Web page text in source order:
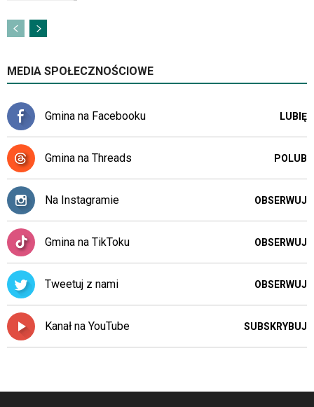
MEDIA SPOŁECZNOŚCIOWE
Gmina na Facebooku LUBIĘ
Gmina na Threads POLUB
Na Instagramie OBSERWUJ
Gmina na TikToku OBSERWUJ
Tweetuj z nami OBSERWUJ
Kanał na YouTube SUBSKRYBUJ